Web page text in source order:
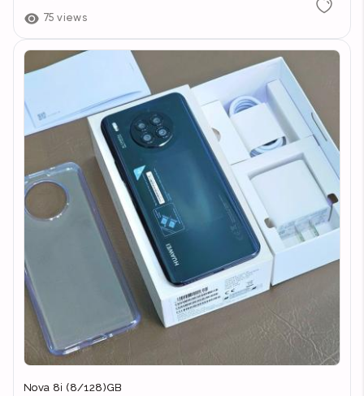
75 views
Nova 8i (8/128)GB